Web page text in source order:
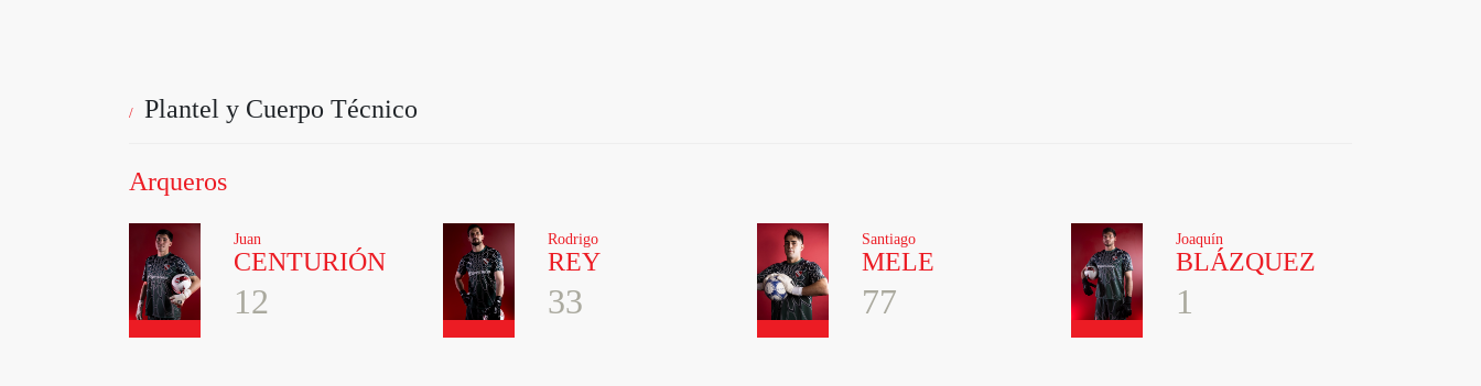
Plantel y Cuerpo Técnico
Arqueros
Juan
CENTURIÓN
12
Rodrigo
REY
33
Santiago
MELE
77
Joaquín
BLÁZQUEZ
1